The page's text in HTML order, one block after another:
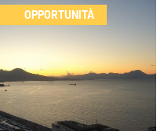
OPPORTUNITÀ